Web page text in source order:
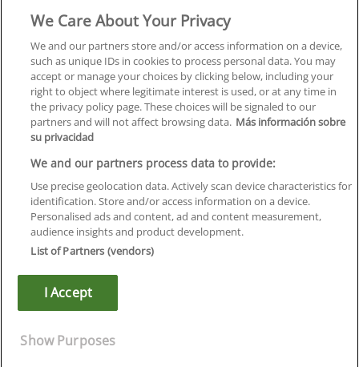
Formación
Centros
Orientación
Quiénes somos
Contacta
Aviso Legal
Política de Privacidad
Política de Cookies
Canal Ético
Infoempleo
We Care About Your Privacy
We and our partners store and/or access information on a device,
such as unique IDs in cookies to process personal data. You may
accept or manage your choices by clicking below, including your
right to object where legitimate interest is used, or at any time in
the privacy policy page. These choices will be signaled to our
partners and will not affect browsing data. Más información sobre
su privacidad
We and our partners process data to provide:
Use precise geolocation data. Actively scan device characteristics for
identification. Store and/or access information on a device.
Personalised ads and content, ad and content measurement,
audience insights and product development.
List of Partners (vendors)
I Accept
Show Purposes